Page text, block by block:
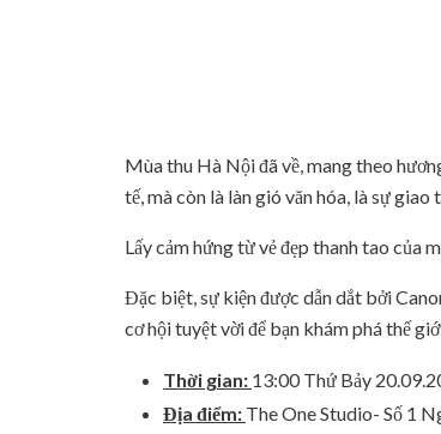
Mùa thu Hà Nội đã về, mang theo
tế, mà còn là làn gió văn hóa, là sự
Lấy cảm hứng từ vẻ đẹp thanh tao của
Đặc biệt, sự kiện được dẫn dắt bởi
cơ hội tuyệt vời để bạn khám phá thế
Thời gian: 13:00 Thứ Bảy
Địa điểm: The One Studio- Số 1